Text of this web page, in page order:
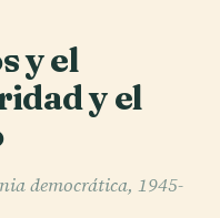
y el
y el
democrática, 1945-